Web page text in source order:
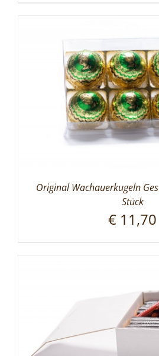
Original Wachauerkugeln
Stück
€ 11,70